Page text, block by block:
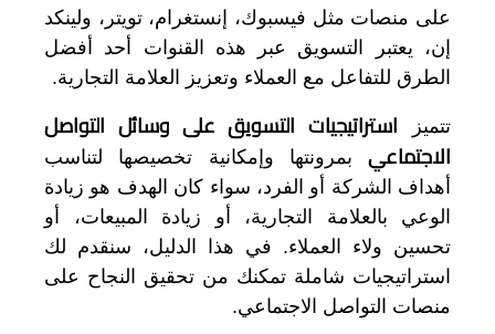
على منصات مثل فيسبوك، إنستغرام، تويتر، ولينكد
إن، يعتبر التسويق عبر هذه القنوات أحد أفضل
الطرق للتفاعل مع العملاء وتعزيز العلامة التجارية.
تتميز
استراتيجيات التسويق على وسائل التواصل
الاجتماعيبمرونتها وإمكانية تخصيصها لتناسب
أهداف الشركة أو الفرد، سواء كان الهدف هو زيادة
الوعي بالعلامة التجارية، أو زيادة المبيعات، أو
تحسين ولاء العملاء. في هذا الدليل، سنقدم لك
استراتيجيات شاملة تمكنك من تحقيق النجاح على
منصات التواصل الاجتماعي.